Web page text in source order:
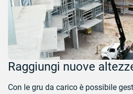
Raggiungi nuove
Con le gru da carico è possibile